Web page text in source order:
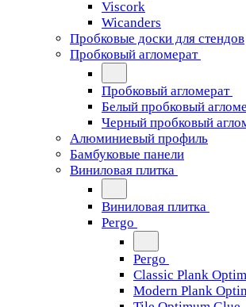
Viscork
Wicanders
Пробковые доски для стендов
Пробковый агломерат
Пробковый агломерат
Белый пробковый
Черный пробковый
Алюминиевый профиль
Бамбуковые панели
Виниловая плитка
Виниловая плитка
Pergo
Pergo
Classic Plank
Modern Plank